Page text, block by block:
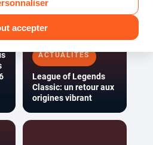
ACTUALITÉS
League of Legends
Classic: un retour aux
origines vibrant
accepter